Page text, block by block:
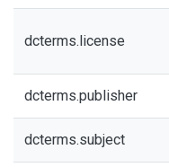
dcterms.license
dcterms.publisher
dcterms.subject